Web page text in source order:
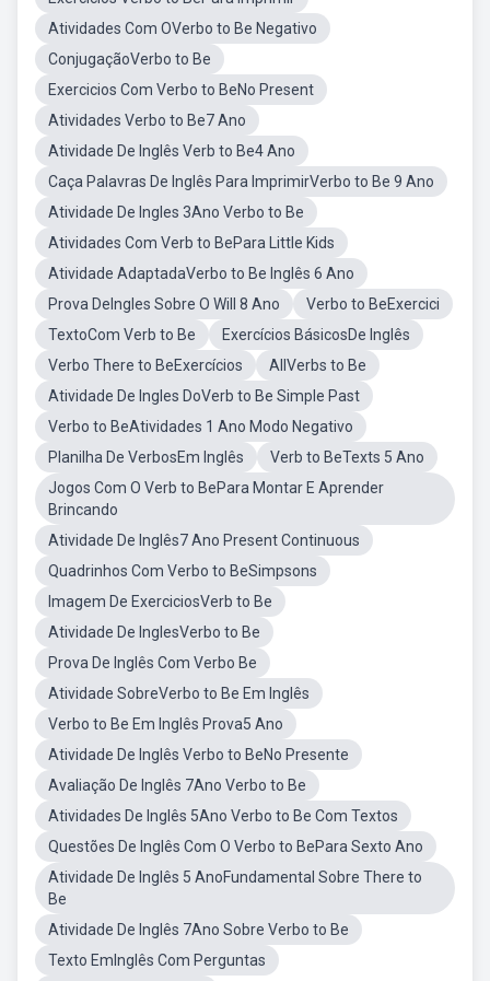
Atividades Com OVerbo to Be Negativo
ConjugaçãoVerbo to Be
Exercicios Com Verbo to BeNo Present
Atividades Verbo to Be7 Ano
Atividade De Inglês Verb to Be4 Ano
Caça Palavras De Inglês Para ImprimirVerbo to Be 9 Ano
Atividade De Ingles 3Ano Verbo to Be
Atividades Com Verb to BePara Little Kids
Atividade AdaptadaVerbo to Be Inglês 6 Ano
Prova DeIngles Sobre O Will 8 Ano
Verbo to BeExercici
TextoCom Verb to Be
Exercícios BásicosDe Inglês
Verbo There to BeExercícios
AllVerbs to Be
Atividade De Ingles DoVerb to Be Simple Past
Verbo to BeAtividades 1 Ano Modo Negativo
Planilha De VerbosEm Inglês
Verb to BeTexts 5 Ano
Jogos Com O Verb to BePara Montar E Aprender
Brincando
Atividade De Inglês7 Ano Present Continuous
Quadrinhos Com Verbo to BeSimpsons
Imagem De ExerciciosVerb to Be
Atividade De InglesVerbo to Be
Prova De Inglês Com Verbo Be
Atividade SobreVerbo to Be Em Inglês
Verbo to Be Em Inglês Prova5 Ano
Atividade De Inglês Verbo to BeNo Presente
Avaliação De Inglês 7Ano Verbo to Be
Atividades De Inglês 5Ano Verbo to Be Com Textos
Questões De Inglês Com O Verbo to BePara Sexto Ano
Atividade De Inglês 5 AnoFundamental Sobre There to
Be
Atividade De Inglês 7Ano Sobre Verbo to Be
Texto EmInglês Com Perguntas